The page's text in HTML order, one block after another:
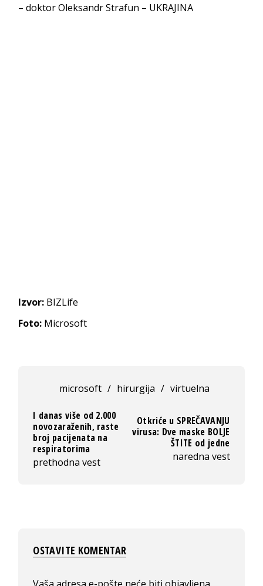
– doktor Oleksandr Strafun – UKRAJINA
Izvor: BIZLife
Foto: Microsoft
microsoft / hirurgija / virtuelna
I danas više od 2.000
novozaraženih, raste
broj pacijenata na
respiratorima
prethodna vest
Otkriće u SPREČAVANJU
virusa: Dve maske BOLJE
ŠTITE od jedne
naredna vest
OSTAVITE KOMENTAR